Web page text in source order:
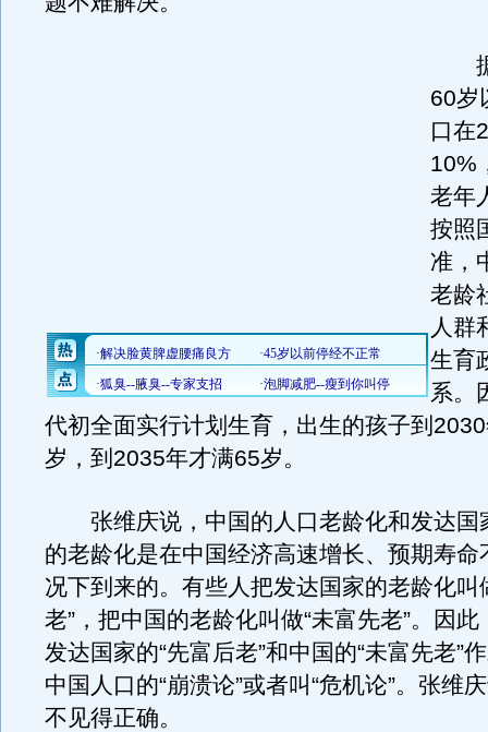
据
60岁
口在
10%
老年
按照
准，
老龄
人群
生育
系。
代初全面实行计划生育，出生的孩子到
岁，到2035年才满65岁。
张维庆说，中国的人口老龄化和发达国
的老龄化是在中国经济高速增长、预期寿命
况下到来的。有些人把发达国家的老龄化叫
老”，把中国的老龄化叫做“未富先老”。因
发达国家的“先富后老”和中国的“未富先老”
中国人口的“崩溃论”或者叫“危机论”。张维
不见得正确。